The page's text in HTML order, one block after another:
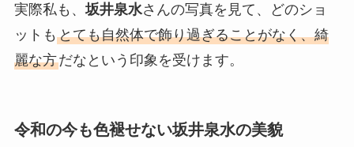
実際私も、坂井泉水さんの写真を見て、どのショ
ットも とても自然体で飾り過ぎることがなく、綺
麗な方だなという印象を受けます。
令和の今も色褪せない坂井泉水の美貌